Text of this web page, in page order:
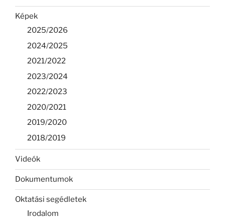
Képek
2025/2026
2024/2025
2021/2022
2023/2024
2022/2023
2020/2021
2019/2020
2018/2019
Videók
Dokumentumok
Oktatási segédletek
Irodalom